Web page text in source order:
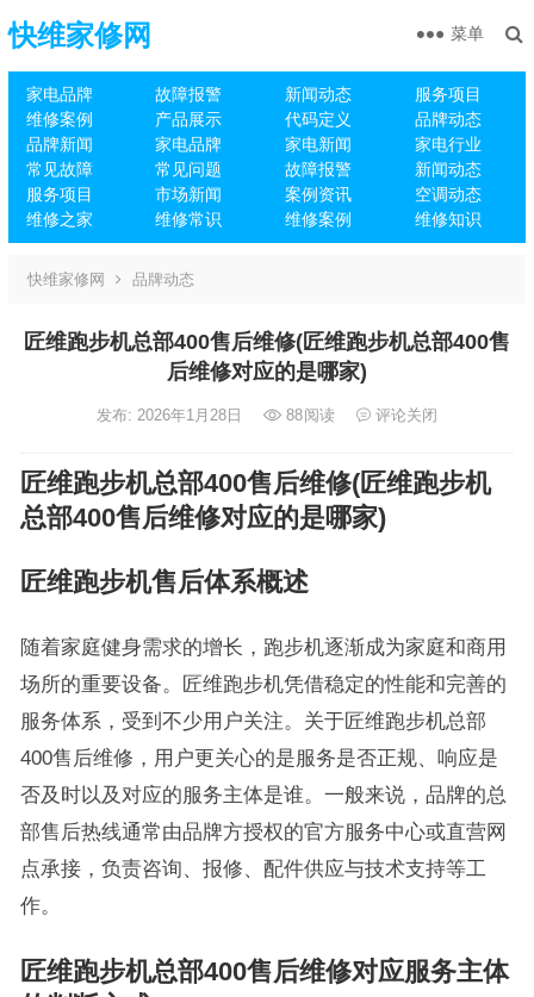
快维家修网
家电品牌 故障报警 新闻动态
服务项目
维修案例
产品展示 代码定义
品牌动态
品牌新闻
家电品牌 家电新闻
家电行业
常见故障
常见问题 故障报警
新闻动态
服务项目
市场新闻 案例资讯
空调动态
维修之家
维修常识 维修案例 维修知识
菜单
快维家修网 品牌动态
匠维跑步机总部400售后维修(匠维跑步机总部400售
后维修对应的是哪家)
发布: 2026年1月28日 88阅读 评论关闭
匠维跑步机总部400售后维修(匠维跑步机
总部400售后维修对应的是哪家)
匠维跑步机售后体系概述
随着家庭健身需求的增长，跑步机逐渐成为家庭和商用
场所的重要设备。匠维跑步机凭借稳定的性能和完善的
服务体系，受到不少用户关注。关于匠维跑步机总部
400售后维修，用户更关心的是服务是否正规、响应是
否及时以及对应的服务主体是谁。一般来说，品牌的总
部售后热线通常由品牌方授权的官方服务中心或直营网
点承接，负责咨询、报修、配件供应与技术支持等工
作。
匠维跑步机总部400售后维修对应服务主体